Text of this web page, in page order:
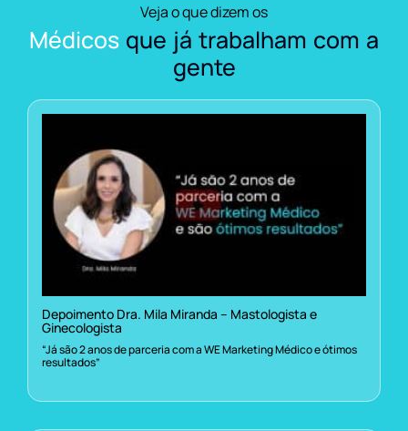
Veja o que dizem os
Médicos que já trabalham com a
gente
Depoimento Dra. Mila Miranda – Mastologista e
Ginecologista
“Já são 2 anos de parceria com a WE Marketing Médico e ótimos
resultados”